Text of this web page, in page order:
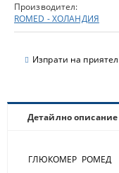
Производител:
ROMED - ХОЛАНДИЯ
Изпрати на приятел
Детайлно описание
ГЛЮКОМЕР РОМЕД